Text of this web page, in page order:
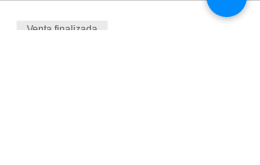
Venta finalizada